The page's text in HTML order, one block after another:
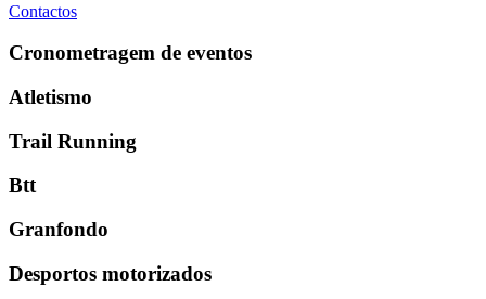
Contactos
Cronometragem de eventos
Atletismo
Trail Running
Btt
Granfondo
Desportos motorizados